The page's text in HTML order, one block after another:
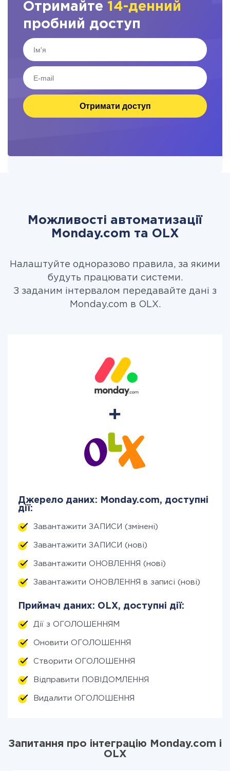
Отримайте 14-денний
пробний доступ
Отримати доступ
Можливості автоматизації
Monday.com та OLX
Налаштуйте одноразово правила, за якими
будуть працювати системи.
З заданим інтервалом передавайте дані з
Monday.com в OLX.
Джерело даних: Monday.com, доступні
дії:
Завантажити ЗАПИСИ (змінені)
Завантажити ЗАПИСИ (нові)
Завантажити ОНОВЛЕННЯ (нові)
Завантажити ОНОВЛЕННЯ в записі (нові)
Приймач даних: OLX, доступні дії:
Дії з ОГОЛОШЕННЯМ
Оновити ОГОЛОШЕННЯ
Створити ОГОЛОШЕННЯ
Відправити ПОВІДОМЛЕННЯ
Видалити ОГОЛОШЕННЯ
Запитання про інтеграцію Monday.com і
OLX